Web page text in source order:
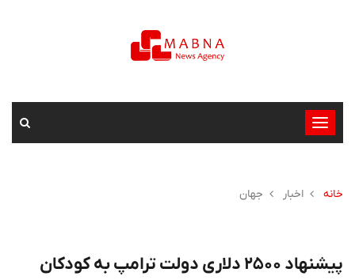
تغییر
وضعیت
خانه
اخبار جهان
پیشنهاد ۲۵۰۰ دلاری دولت ترامپ به کودکان